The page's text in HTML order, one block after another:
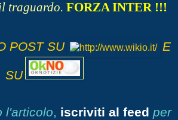
traguardo. FORZA INTER !!!
POST SU E
SU
l'articolo, iscriviti al feed per